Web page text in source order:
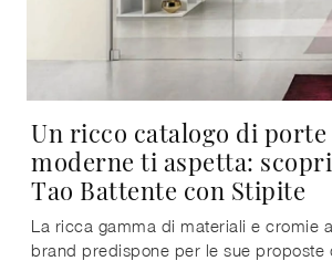
Un ricco catalogo di porte
moderne ti aspetta:
Tao Battente con Stipite
La ricca gamma di materiali e cromie
brand predispone per le sue proposte